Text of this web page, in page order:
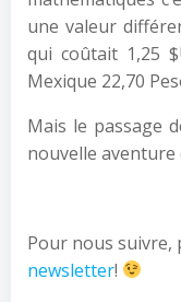
une valeur
qui coûtait 1,25
Mexique 22,70
Mais le passage
nouvelle aventure
Pour nous suivre,
newsletter!